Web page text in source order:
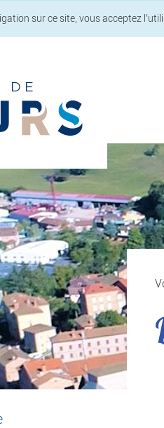
sur ce site, vous acceptez